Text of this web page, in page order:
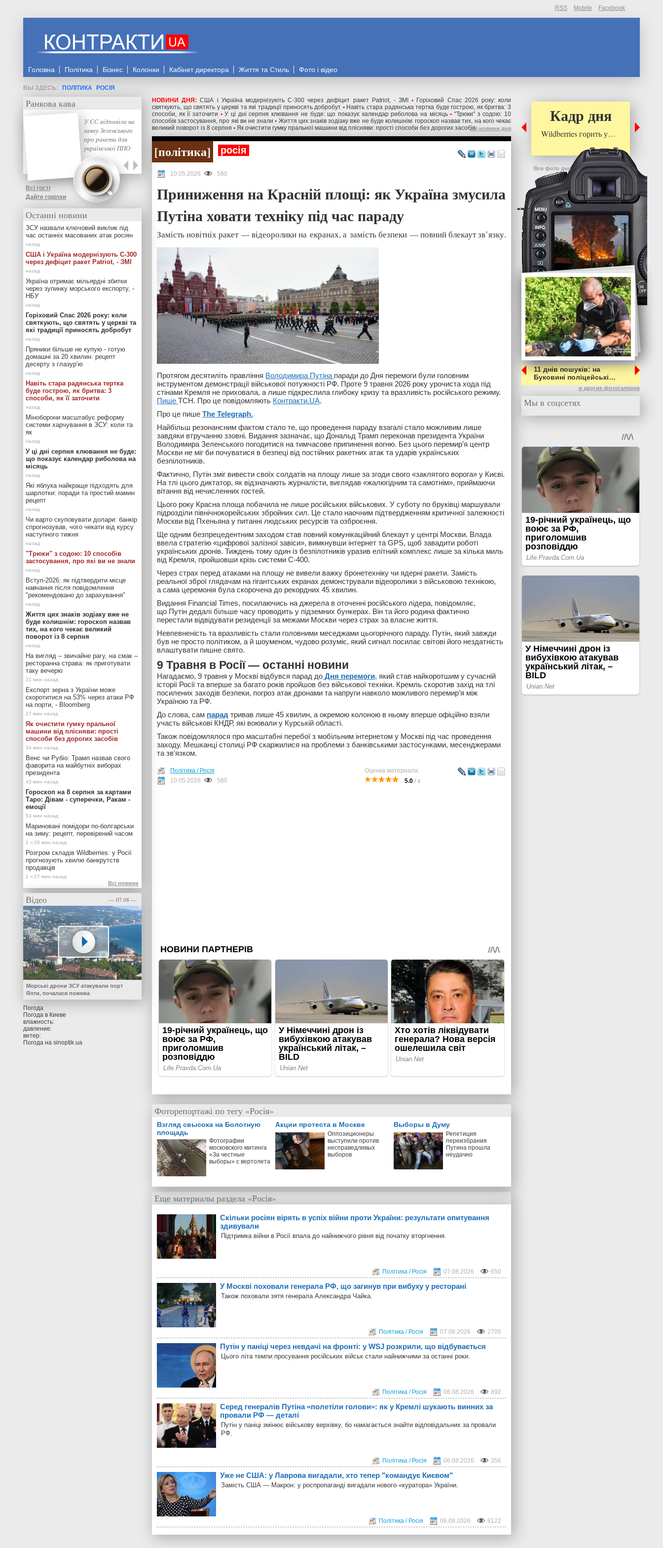
RSS Mobile Facebook
Головна Політика Бізнес Колонки Кабінет директора Життя та Стиль Фото і відео
ПОЛІТИКА
РОСІЯ
НОВИНИ ДНЯ:США і Україна модернізують С-300 через дефіцит ракет Patriot, - ЗМІ • Горіховий Спас 2026 року: коли
святкують, що святять у церкві та які традиції приносять добробут • Навіть стара радянська тертка буде гострою, як бритва: 3
способи, як її заточити • У ці дні серпня клювання не буде: що показує календар риболова на місяць • "Трюки" з содою: 10
способів застосування, про які ви не знали • Життя цих знаків зодіаку вже не буде колишнім: гороскоп назвав тих, на кого чекає
великий поворот із 8 серпня • Як очистити гумку пральної машини від плісняви: прості способи без дорогих засобіввсі новини дня
політика росія
10.05.2026 580
Приниження на Красній площі: як Україна змусила
Путіна ховати техніку під час параду
Замість новітніх ракет — відеоролики на екранах, а замість безпеки — повний блекаут зв’язку.
Протягом десятиліть правління Володимира Путіна паради до Дня перемоги були головним
інструментом демонстрації військової потужності РФ. Проте 9 травня 2026 року урочиста хода під
стінами Кремля не приховала, а лише підкреслила глибоку кризу та вразливість російського режиму.
Пише ТСН. Про це повідомляють Контракти.UA.
Про це пише The Telegraph.
Найбільш резонансним фактом стало те, що проведення параду взагалі стало можливим лише
завдяки втручанню ззовні. Видання зазначає, що Дональд Трамп переконав президента України
Володимира Зеленського погодитися на тимчасове припинення вогню. Без цього перемир’я центр
Москви не міг би почуватися в безпеці від постійних ракетних атак та ударів українських
безпілотників.
Фактично, Путін зміг вивести своїх солдатів на площу лише за згоди свого «заклятого ворога» у Києві.
На тлі цього диктатор, як відзначають журналісти, виглядав «жалюгідним та самотнім», приймаючи
вітання від нечисленних гостей.
Цього року Красна площа побачила не лише російських військових. У суботу по бруківці маршували
підрозділи північнокорейських збройних сил. Це стало наочним підтвердженням критичної залежності
Москви від Пхеньяна у питанні людських ресурсів та озброєння.
Ще одним безпрецедентним заходом став повний комунікаційний блекаут у центрі Москви. Влада
ввела стратегію «цифрової залізної завіси», вимкнувши інтернет та GPS, щоб завадити роботі
українських дронів. Тиждень тому один із безпілотників уразив елітний комплекс лише за кілька миль
від Кремля, пройшовши крізь системи С-400.
Через страх перед атаками на площу не вивели важку бронетехніку чи ядерні ракети. Замість
реальної зброї глядачам на гігантських екранах демонстрували відеоролики з військовою технікою,
а сама церемонія була скорочена до рекордних 45 хвилин.
Видання Financial Times, посилаючись на джерела в оточенні російського лідера, повідомляє,
що Путін дедалі більше часу проводить у підземних бункерах. Він та його родина фактично
перестали відвідувати резиденції за межами Москви через страх за власне життя.
Невпевненість та вразливість стали головними меседжами цьогорічного параду. Путін, який завжди
був не просто політиком, а й шоуменом, чудово розуміє, який сигнал посилає світові його нездатність
влаштувати пишне свято.
9 Травня в Росії — останні новини
Нагадаємо, 9 травня у Москві відбувся парад до Дня перемоги, який став найкоротшим у сучасній
історії Росії та вперше за багато років пройшов без військової техніки. Кремль скоротив захід на тлі
посилених заходів безпеки, погроз атак дронами та напруги навколо можливого перемир’я між
Україною та РФ.
До слова, сам парад тривав лише 45 хвилин, а окремою колоною в ньому вперше офіційно взяли
участь військові КНДР, які воювали у Курській області.
Також повідомлялося про масштабні перебої з мобільним інтернетом у Москві під час проведення
заходу. Мешканці столиці РФ скаржилися на проблеми з банківськими застосунками, месенджерами
та зв’язком.
Оценка материала:
5.0 / 3
Політика / Росія
10.05.2026
580
Фоторепортажі по тегу «Росія»
Взгляд свысока на Болотную
площадь
Фотографии
московского митинга
«За честные
выборы» с вертолета
Акции протеста в Москве
Оппозиционеры
выступили против
несправедливых
выборов
Выборы в Думу
Репетиция
переизбрания
Путина прошла
неудачно
Еще материалы раздела «Росія»
Скільки росіян вірять в успіх війни проти України: результати опитування
здивували
Підтримка війни в Росії впала до найнижчого рівня від початку вторгнення.
Політика / Росія 07.08.2026 650
У Москві поховали генерала РФ, що загинув при вибуху у ресторані
Також поховали зятя генерала Александра Чайка.
Політика / Росія 07.08.2026 2705
Путін у паніці через невдачі на фронті: у WSJ розкрили, що відбувається
Цього літа темпи просування російських військ стали найнижчими за останні роки.
Політика / Росія 06.08.2026 892
Серед генералів Путіна «полетіли голови»: як у Кремлі шукають винних за
провали РФ — деталі
Путін у паніці змінює військову верхівку, бо намагається знайти відповідальних за провали
РФ.
Політика / Росія 06.08.2026 356
Уже не США: у Лаврова вигадали, хто тепер "командує Києвом"
Замість США — Макрон: у роспропаганді вигадали нового «куратора» України.
Політика / Росія 06.08.2026 8122
Ранкова кава
У ЄС відповіли на
заяву Зеленського
про ракети для
української ППО
Всі гості
Дайте горілки
Останні новини
ЗСУ назвали ключовий виклик під
час останніх масованих атак росіян
США і Україна модернізують С-300
через дефіцит ракет Patriot, - ЗМІ
Україна отримає мільярдні збитки
через зупинку морського експорту, -
НБУ
Горіховий Спас 2026 року: коли
святкують, що святять у церкві та
які традиції приносять добробут
Пряники більше не купую - готую
домашні за 20 хвилин: рецепт
десерту з глазур’ю
Навіть стара радянська тертка
буде гострою, як бритва: 3
способи, як її заточити
Міноборони масштабує реформу
системи харчування в ЗСУ: коли та
як
У ці дні серпня клювання не буде:
що показує календар риболова на
місяць
Які яблука найкраще підходять для
шарлотки: поради та простий мамин
рецепт
Чи варто скуповувати долари: банкір
спрогнозував, чого чекати від курсу
наступного тижня
"Трюки" з содою: 10 способів
застосування, про які ви не знали
Вступ-2026: як підтвердити місце
навчання після повідомлення
"рекомендовано до зарахування"
Життя цих знаків зодіаку вже не
буде колишнім: гороскоп назвав
тих, на кого чекає великий
поворот із 8 серпня
На вигляд – звичайне рагу, на смак –
ресторанна страва: як приготувати
таку вечерю
Експорт зерна з України може
скоротитися на 53% через атаки РФ
на порти, - Bloomberg
Як очистити гумку пральної
машини від плісняви: прості
способи без дорогих засобів
Венс чи Рубіо: Трамп назвав свого
фаворита на майбутніх виборах
президента
Гороскоп на 8 серпня за картами
Таро: Дівам - суперечки, Ракам -
емоції
Мариновані помідори по-болгарськи
на зиму: рецепт, перевірений часом
Розгром складів Wildberries: у Росії
прогнозують хвилю банкрутств
продавців
Всі новини
Відео — 07.08 —
Морські дрони ЗСУ атакували порт
Ялти, почалася пожежа
Погода
Погода в Киеве
влажность:
давление:
ветер:
Погода на sinoptik.ua
Кадр дня
Wildberries горить у…
Все фото дня
11 днів пошуків: на
Буковині поліцейські…
и другие фотогалереи
Мы в соцсетях